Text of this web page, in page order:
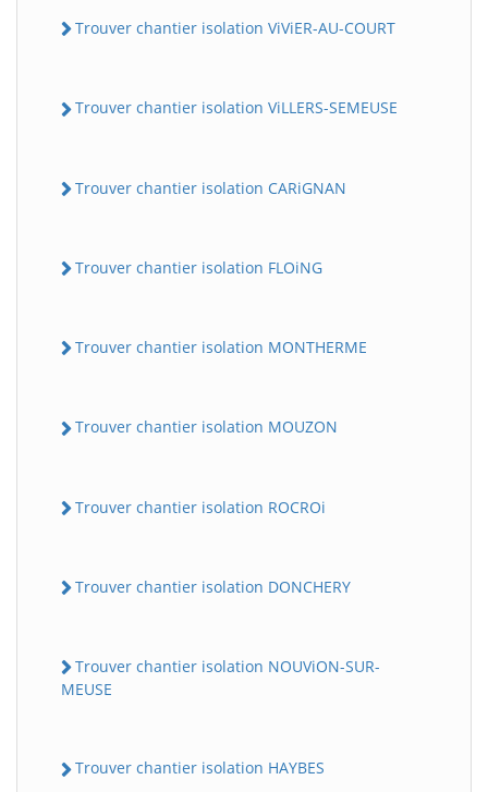
Trouver chantier isolation ViViER-AU-COURT
Trouver chantier isolation ViLLERS-SEMEUSE
Trouver chantier isolation CARiGNAN
Trouver chantier isolation FLOiNG
Trouver chantier isolation MONTHERME
Trouver chantier isolation MOUZON
Trouver chantier isolation ROCROi
Trouver chantier isolation DONCHERY
Trouver chantier isolation NOUViON-SUR-
MEUSE
Trouver chantier isolation HAYBES